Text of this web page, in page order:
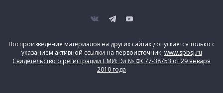
Воспроизведение материалов на других сайтах допускается только с
указанием активной ссылки на первоисточник: www.spbsj.ru
Свидетельство о регистрации СМИ: Эл № ФС77-38753 от 29 января
2010 года